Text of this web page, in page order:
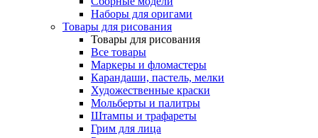
Наборы для оригами
Товары для рисования
Товары для рисования
Все товары
Маркеры и фломастеры
Карандаши, пастель, мелки
Художественные краски
Мольберты и палитры
Штампы и трафареты
Грим для лица